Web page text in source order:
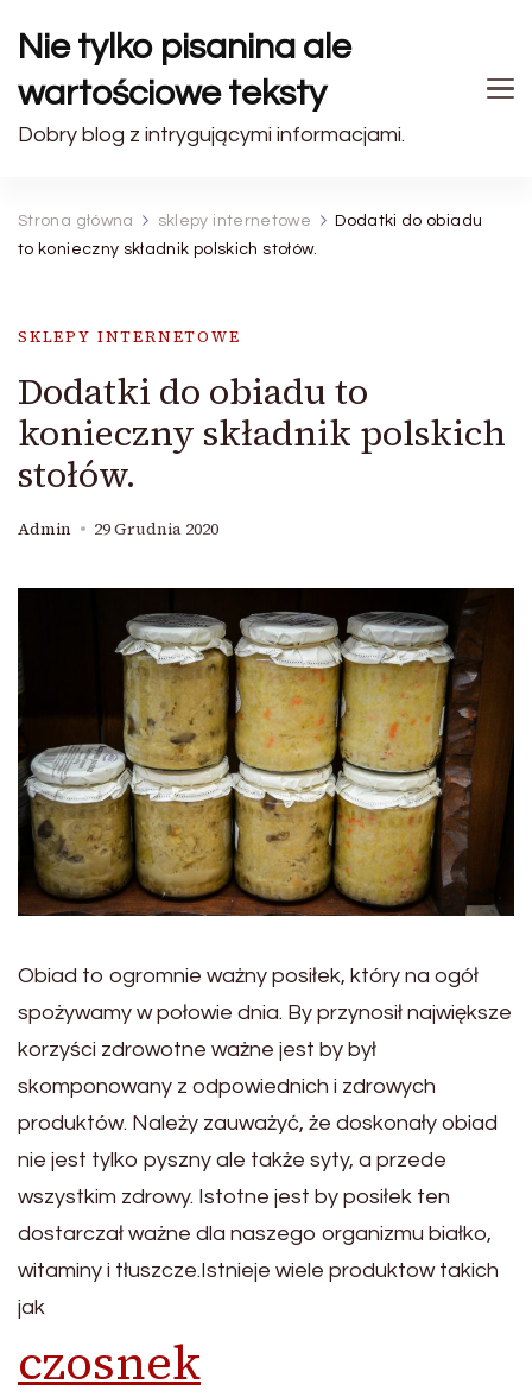
Nie tylko pisanina ale
wartościowe teksty
Dobry blog z intrygującymi informacjami.
Strona główna sklepy internetowe
Dodatki do obiadu
to konieczny składnik polskich stołów.
SKLEPY INTERNETOWE
Dodatki do obiadu to
konieczny składnik polskich
stołów.
Admin 29 Grudnia 2020
Obiad to ogromnie ważny posiłek, który na ogół
spożywamy w połowie dnia. By przynosił największe
korzyści zdrowotne ważne jest by był
skomponowany z odpowiednich i zdrowych
produktów. Należy zauważyć, że doskonały obiad
nie jest tylko pyszny ale także syty, a przede
wszystkim zdrowy. Istotne jest by posiłek ten
dostarczał ważne dla naszego organizmu białko,
witaminy i tłuszcze.Istnieje wiele produktow takich
jak
czosnek